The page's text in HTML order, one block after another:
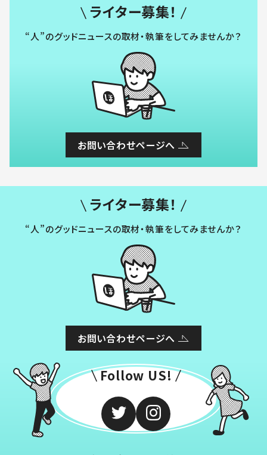
ライター募集！
“人”のグッドニュースの取材・執筆をしてみませんか？
お問い合わせページへ
ライター募集！
“人”のグッドニュースの取材・執筆をしてみませんか？
お問い合わせページへ
Follow US!